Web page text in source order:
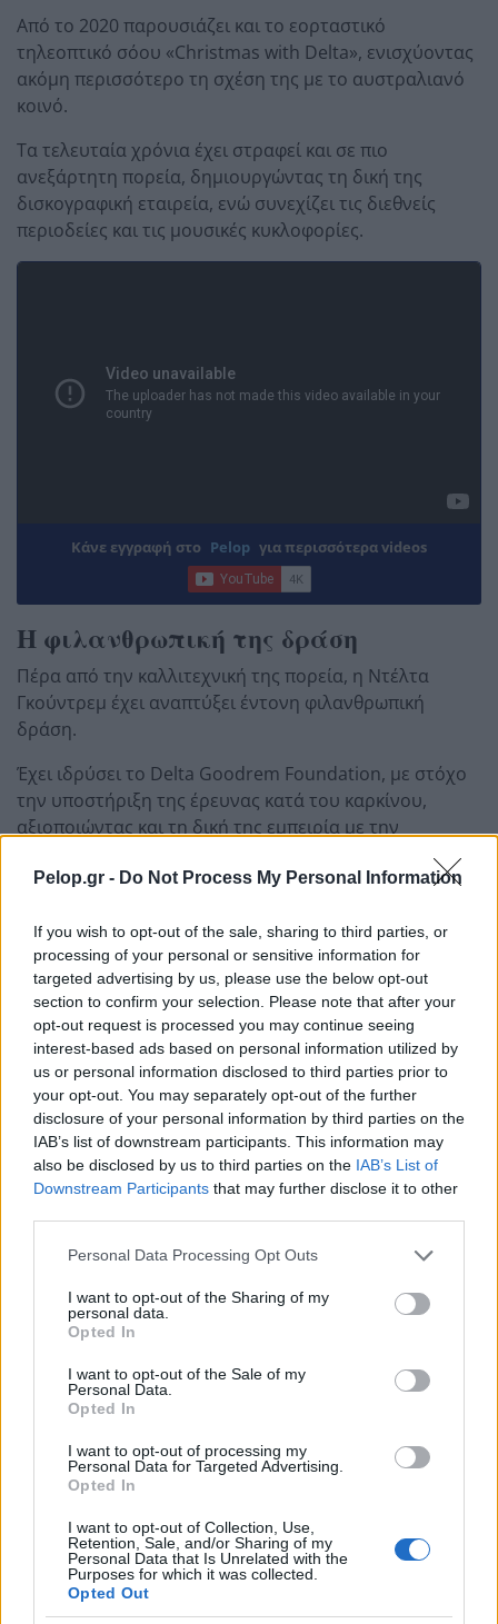
Pelop.gr - Do Not Process My Personal Information
If you wish to opt-out of the sale, sharing to third parties, or
processing of your personal or sensitive information for
targeted advertising by us, please use the below opt-out
section to confirm your selection. Please note that after your
opt-out request is processed you may continue seeing
interest-based ads based on personal information utilized by
us or personal information disclosed to third parties prior to
your opt-out. You may separately opt-out of the further
disclosure of your personal information by third parties on the
IAB’s list of downstream participants. This information may
also be disclosed by us to third parties on the IAB’s List of
Downstream Participants that may further disclose it to other
Please note that this website/app uses one or more Google
not limited to your visit or usage behaviour. You may click to
grant or deny consent to Google and its third-party tags to
use your data for below specified purposes in below Google
consent section.
Personal Data Processing Opt Outs
I want to opt-out of the Sharing of my
personal data.
Opted In
I want to opt-out of the Sale of my
Personal Data.
Opted In
I want to opt-out of processing my
Personal Data for Targeted Advertising.
Opted In
I want to opt-out of Collection, Use,
Retention, Sale, and/or Sharing of my
Personal Data that Is Unrelated with the
Purposes for which it was collected.
Opted Out
Από το 2020 παρουσιάζει και το εορταστικό
τηλεοπτικό σόου «Christmas with Delta», ενισχύοντας
ακόμη περισσότερο τη σχέση της με το αυστραλιανό
κοινό.
Τα τελευταία χρόνια έχει στραφεί και σε πιο
ανεξάρτητη πορεία, δημιουργώντας τη δική της
δισκογραφική εταιρεία, ενώ συνεχίζει τις διεθνείς
περιοδείες και τις μουσικές κυκλοφορίες.
Κάνε εγγραφή στο Pelop για περισσότερα videos
Η φιλανθρωπική της δράση
Πέρα από την καλλιτεχνική της πορεία, η Ντέλτα
Γκούντρεμ έχει αναπτύξει έντονη φιλανθρωπική
δράση.
Έχει ιδρύσει το Delta Goodrem Foundation, με στόχο
την υποστήριξη της έρευνας κατά του καρκίνου,
αξιοποιώντας και τη δική της εμπειρία με την
προσθέτει ακόμη ένα μεγάλο κεφάλαιο στην καριέρα
της, ενώ για την Αυστραλία δημιουργεί μια σπάνια
ευκαιρία να διεκδικήσει τη νίκη σε έναν διαγωνισμό
που, παρότι ευρωπαϊκός, την έχει αγκαλιάσει από το
2015.
Αν η Αυστραλία καταφέρει τελικά να κερδίσει, η
Eurovision 2027 δεν θα ταξιδέψει στην άλλη άκρη του
κόσμου. Θα διοργανωθεί στην Ευρώπη, σε συνεργασία
της αυστραλιανής αποστολής με πλήρες μέλος της
EBU, με τον NDR και το BBC να αποτελούν τα ονόματα
Κάνε εγγραφή στο Pelop για περισσότερα videos
ΔΙΑΒΑΣΤΕ ΕΠΙΣΗΣ: